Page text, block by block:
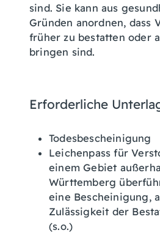
sind. Sie kann aus
Gründen anordnen, dass
früher zu bestatten oder
bringen sind.
Erforderliche
Todesbescheinigung
Leichenpass für
einem Gebiet
Württemberg
eine Bescheinigung,
Zulässigkeit der
(s.o.)